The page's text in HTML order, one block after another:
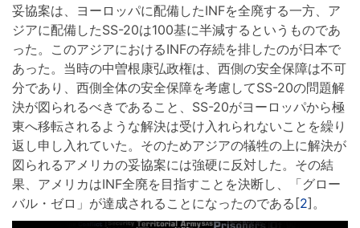
妥協案は、ヨーロッパに配備したINFを全廃する一方、ア
ジアに配備したSS-20は100基に半減するというものであ
った。このアジアにおけるINFの存続を排したのが日本で
あった。当時の中曽根康弘政権は、西側の安全保障は不可
分であり、西側全体の安全保障を考慮してSS-20の問題解
決が図られるべきであること、SS-20がヨーロッパから極
東へ移転されるような解決は受け入れられないことを繰り
返し申し入れていた。そのためアジアの犠牲の上に解決が
図られるアメリカの妥協案には強硬に反対した。その結
果、アメリカはINF全廃を目指すことを決断し、「グロー
バル・ゼロ」が達成されることになったのである[2]。